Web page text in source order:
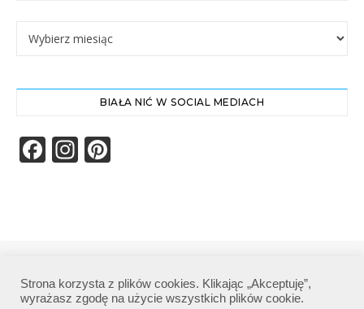
Archiwa
BIAŁA NIĆ W SOCIAL MEDIACH
Facebook
Instagram
Polityka prywatności
Strona korzysta z plików cookies. Klikając „Akceptuję”,
wyrażasz zgodę na użycie wszystkich plików cookie.